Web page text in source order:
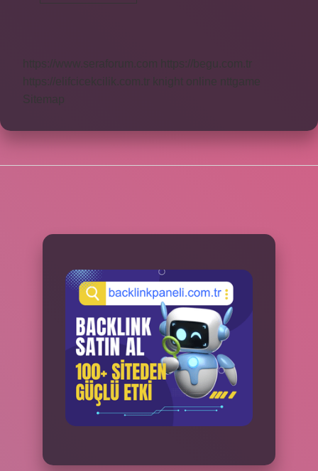
Çok
https://www.seraforum.com
https://begu.com.tr
https://elifcicekcilik.com.tr knight online
nttgame
Sitemap